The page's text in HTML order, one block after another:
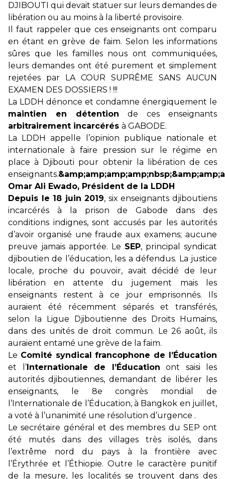
DJIBOUTI qui devait statuer sur leurs demandes de
libération ou au moins à la liberté provisoire.
Il faut rappeler que ces enseignants ont comparu
en étant en grève de faim. Selon les informations
sûres que les familles nous ont communiquées,
leurs demandes ont été purement et simplement
rejetées par LA COUR SUPRÊME SANS AUCUN
EXAMEN DES DOSSIERS ! !!!
La LDDH dénonce et condamne énergiquement le
maintien en détention de ces enseignants
arbitrairement incarcérés à GABODE.
La LDDH appelle l’opinion publique nationale et
internationale à faire pression sur le régime en
place à Djibouti pour obtenir la libération de ces
enseignants.
Omar Ali Ewado, Président de la LDDH
Depuis le 18 juin 2019, six enseignants djiboutiens
incarcérés à la prison de Gabode dans des
conditions indignes, sont accusés par les autorités
d’avoir organisé une fraude aux examens; aucune
preuve jamais apportée. Le SEP, principal syndicat
djiboutien de l’éducation, les a défendus. La justice
locale, proche du pouvoir, avait décidé de leur
libération en attente du jugement mais les
enseignants restent à ce jour emprisonnés. Ils
auraient été récemment séparés et transférés,
selon la Ligue Djiboutienne des Droits Humains,
dans des unités de droit commun. Le 26 août, ils
auraient entamé une grève de la faim.
Le Comité syndical francophone de l’Éducation
et l’Internationale de l’Éducation ont saisi les
autorités djiboutiennes, demandant de libérer les
enseignants, le 8e congrès mondial de
l’Internationale de l’Éducation, à Bangkok en juillet,
a voté à l’unanimité une résolution d’urgence .
Le secrétaire général et des membres du SEP ont
été mutés dans des villages très isolés, dans
l’extrême nord du pays à la frontière avec
l’Érythrée et l’Éthiopie. Outre le caractère punitif
de la mesure, les localités se trouvent dans des